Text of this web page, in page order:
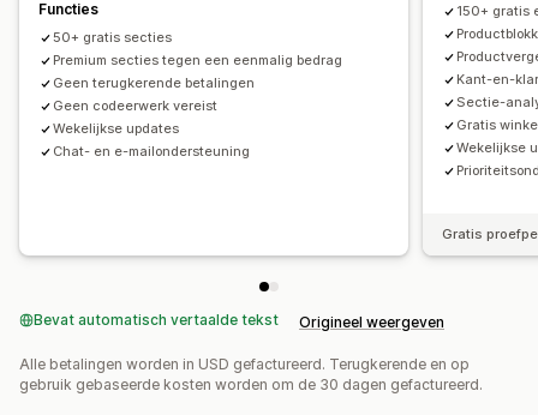
Pagina's opslaan
Conceptpagina's Globale secties Globale stijlen
Aangepaste lettertypen Aangepaste code
Fragmenten
SEO
Mobiel responsief
Testen
Functies
50+ gratis secties
Premium secties tegen een eenmalig bedrag
Geen terugkerende betalingen
Geen codeerwerk vereist
Wekelijkse updates
Chat- en e-mailondersteuning
150+ gratis
Kant-en-
Sectie-
Gratis
Wekelijkse
Gratis
Bevat automatisch vertaalde tekst Origineel weergeven
Alle betalingen worden in USD gefactureerd. Terugkerende en op
gebruik gebaseerde kosten worden om de 30 dagen gefactureerd.